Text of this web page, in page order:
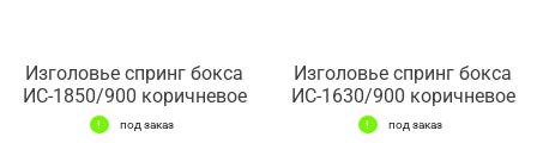
Изголовье спринг бокса
ИС-1850/900 коричневое
под заказ
Изголовье спринг бокса
ИС-1630/900 коричневое
под заказ